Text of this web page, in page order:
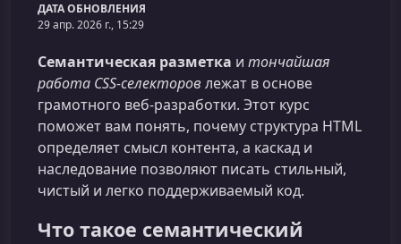
ДАТА ОБНОВЛЕНИЯ
29 апр. 2026 г., 15:29
Семантическая разметка и тончайшая
работа CSS-селекторовлежат в основе
грамотного веб‑разработки. Этот курс
поможет вам понять, почему структура HTML
определяет смысл контента, а каскад и
наследование позволяют писать стильный,
чистый и легко поддерживаемый код.
Что такое семантический